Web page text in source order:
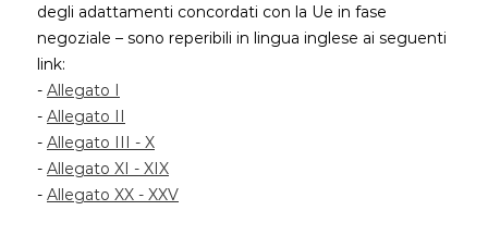
degli adattamenti concordati con la Ue in fase
negoziale – sono reperibili in lingua inglese ai seguenti
link:
- Allegato I
- Allegato II
- Allegato III - X
- Allegato XI - XIX
- Allegato XX - XXV